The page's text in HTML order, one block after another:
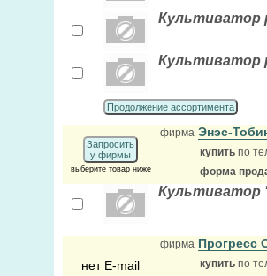
Культиватор
Культиватор
Продолжение ассортимента
Запросить
у фирмы
выберите товар ниже
фирма Энэс-
купить по
форма
Культиватор
нет E-mail
фирма
купить по